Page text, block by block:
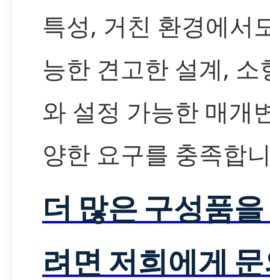
특성, 거친 환경에서
능한 견고한 설계, 소
와 설정 가능한 매개
양한 요구를 충족합
더 많은 구성품
려면 저희에게